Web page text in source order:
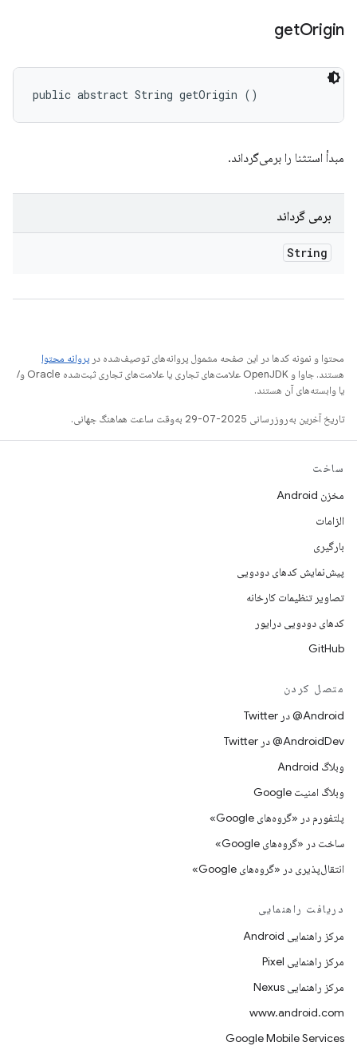
getOrigin
public abstract String getOrigin ()
مبدأ استثنا را برمی‌گرداند.
برمی گرداند
String
محتوا و نمونه کدها در این صفحه مشمول پروانه‌های توصیف‌شده در پروانه محتوا
هستند. جاوا و OpenJDK علامت‌های تجاری یا علامت‌های تجاری ثبت‌شده Oracle و/
یا وابسته‌های آن هستند.
تاریخ آخرین به‌روزرسانی 2025-07-29 به‌وقت ساعت هماهنگ جهانی.
ساخت
مخزن Android
الزامات
بارگیری
پیش‌نمایش کدهای دودویی
تصاویر تنظیمات کارخانه
کدهای دودویی درایور
GitHub
متصل کردن
Android@ در Twitter
AndroidDev@ در Twitter
وبلاگ Android
وبلاگ امنیت Google
پلتفورم در «گروه‌های Google»
ساخت در «گروه‌های Google»
انتقال‌پذیری در «گروه‌های Google»
دریافت راهنمایی
مرکز راهنمایی Android
مرکز راهنمایی Pixel
مرکز راهنمایی Nexus
www.android.com
Google Mobile Services